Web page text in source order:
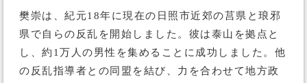
樊崇は、紀元18年に現在の日照市近郊の莒県と琅邪
県で自らの反乱を開始しました。彼は泰山を拠点と
し、約1万人の男性を集めることに成功しました。他
の反乱指導者との同盟を結び、力を合わせて地方政